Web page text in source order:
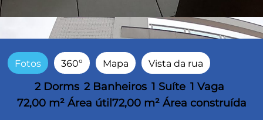
Fotos 360º Mapa Vista da rua
2 Dorms 2 Banheiros 1 Suíte 1 Vaga
72,00 m² Área útil 72,00 m² Área construída